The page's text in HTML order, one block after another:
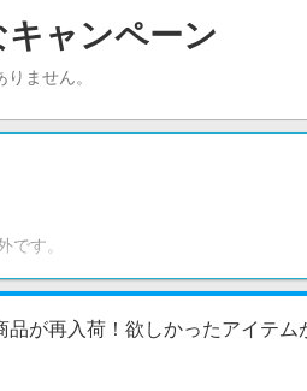
ャンペーン
ません。
です。
が再入荷！欲しかったアイテム